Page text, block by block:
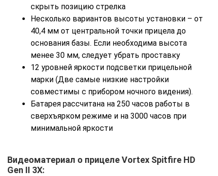
скрыть позицию стрелка
Несколько вариантов высоты установки – от
40,4 мм от центральной точки прицела до
основания базы. Если необходима высота
менее 30 мм, следует убрать проставку
12 уровней яркости подсветки прицельной
марки (Две самые низкие настройки
совместимы с прибором ночного видения).
Батарея рассчитана на 250 часов работы в
сверхъярком режиме и на 3000 часов при
минимальной яркости
Видеоматериал о прицеле Vortex Spitfire HD
Gen II 3X: